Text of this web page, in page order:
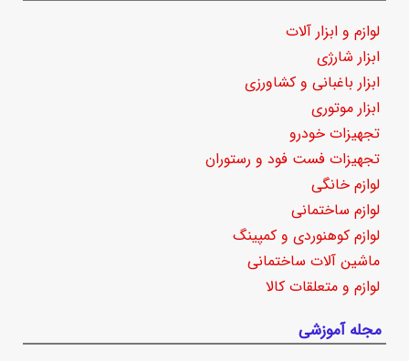
لوازم و ابزار آلات
ابزار شارژی
ابزار باغبانی و کشاورزی
ابزار موتوری
تجهیزات خودرو
تجهیزات فست فود و رستوران
لوازم خانگی
لوازم ساختمانی
لوازم کوهنوردی و کمپینگ
ماشین آلات ساختمانی
لوازم و متعلقات کالا
مجله آموزشی